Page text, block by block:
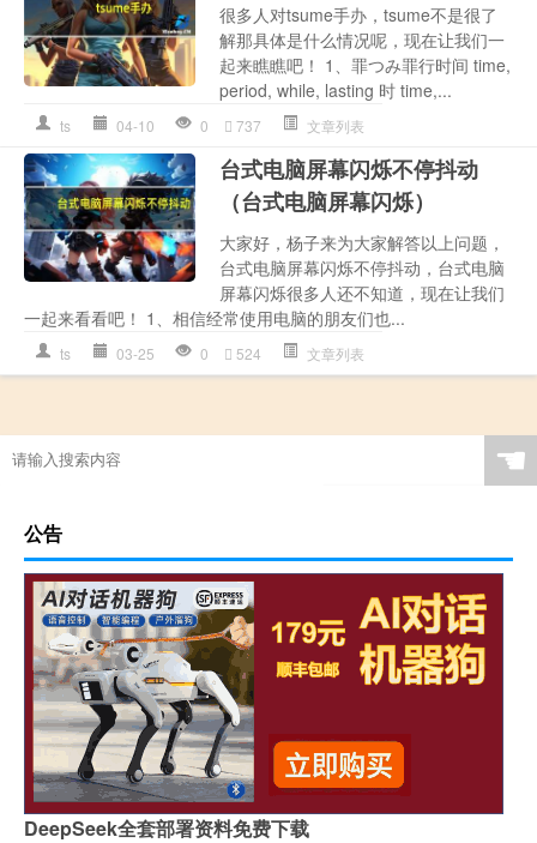
很多人对tsume手办，tsume不是很了
解那具体是什么情况呢，现在让我们一
起来瞧瞧吧！ 1、罪つみ罪行时间 time,
period, while, lasting 时 time,...
ts 04-10 0 737 文章列表
台式电脑屏幕闪烁不停抖动
（台式电脑屏幕闪烁）
大家好，杨子来为大家解答以上问题，
台式电脑屏幕闪烁不停抖动，台式电脑
屏幕闪烁很多人还不知道，现在让我们
一起来看看吧！ 1、相信经常使用电脑的朋友们也...
ts 03-25 0 524 文章列表
☚
公告
DeepSeek全套部署资料免费下载